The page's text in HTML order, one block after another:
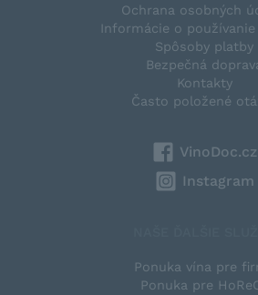
Ochrana osobných
Informácie o
Spôsoby platby
Bezpečná
Kontakty
Často položené
VinoDoc.cz
Instagram
Ponuka vína pre
Ponuka pre